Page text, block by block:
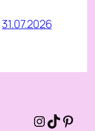
31.07.2026
Instagram
TikTok